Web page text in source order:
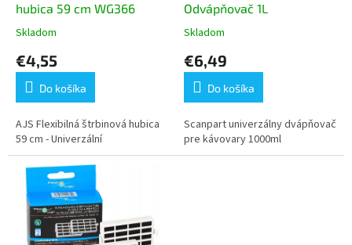
o
m
o
c
h
o
hubica 59 cm WG366
Priemerné
produktu
4,5
5
hviezdičiek.
Skladom
€4,55
Do košíka
AJS Flexibilná štrbinová hubica
59 cm - Univerzální
Odvápňovač 1L
Priemerné
produktu
5,0
5
hviezdičiek.
Skladom
€6,49
Do košíka
Scanpart univerzálny dvápňovač
pre kávovary 1000ml